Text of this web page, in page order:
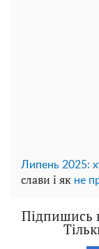
Липень 2025:
слави і як не
Підпишись